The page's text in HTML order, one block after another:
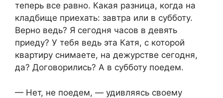
теперь все равно. Какая разница, когда на
кладбище приехать: завтра или в субботу.
Верно ведь? Я сегодня часов в девять
приеду? У тебя ведь эта Катя, с которой
квартиру снимаете, на дежурстве сегодня,
да? Договорились? А в субботу поедем.
— Нет, не поедем, — удивляясь своему